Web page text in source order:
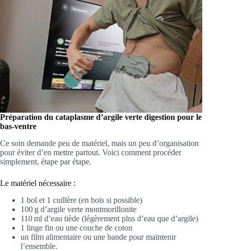
Préparation du cataplasme d’argile verte digestion pour le
bas-ventre
Ce soin demande peu de matériel, mais un peu d’organisation
pour éviter d’en mettre partout. Voici comment procéder
simplement, étape par étape.
Le matériel nécessaire :
1 bol et 1 cuillère (en bois si possible)
100 g d’argile verte montmorillonite
110 ml d’eau tiède (légèrement plus d’eau que d’argile)
1 linge fin ou une couche de coton
un film alimentaire ou une bande pour maintenir
l’ensemble.